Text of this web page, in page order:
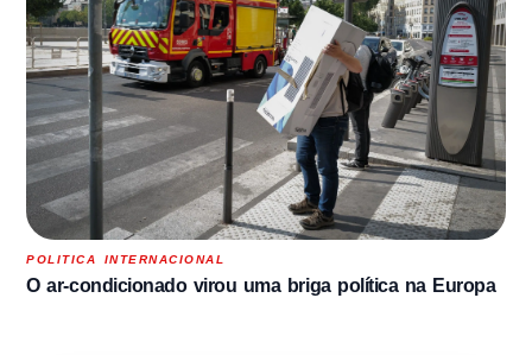
POLITICA INTERNACIONAL
O ar-condicionado virou uma briga política na Europa